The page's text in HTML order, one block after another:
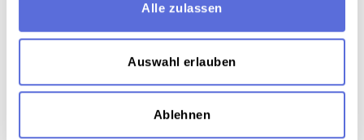
Alle zulassen
Auswahl erlauben
Ablehnen
Faschismus und Nationalsozialismus
Diktaturen und totalitäre Regime,Unveröffentlichte
Eigenaufnahme der Österreichischen Mediathek